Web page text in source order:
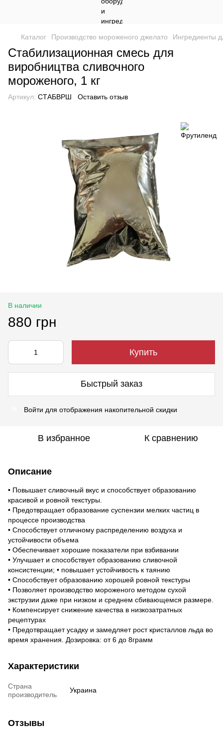
Каталог Производство мороженого джелато Ингредиенты
Стабилизационная смесь для
виробництва сливочного
мороженого, 1 кг
Артикул: СТАБВРШ Оставить отзыв
В наличии
880 грн
Купить
Быстрый заказ
Войти для отображения накопительной скидки
В избранное К сравнению
Описание
• Повышает сливочный вкус и способствует образованию
красивой и ровной текстуры.
• Предотвращает образование суспензии мелких частиц в
процессе производства
• Способствует отличному распределению воздуха и
устойчивости объема
• Обеспечивает хорошие показатели при взбивании
• Улучшает и способствует образованию сливочной
консистенции; • повышает устойчивость к таянию
• Способствует образованию хорошей ровной текстуры
• Позволяет производство мороженого методом сухой
экструзии даже при низком и среднем сбивающемся размере.
• Компенсирует снижение качества в низкозатратных
рецептурах
• Предотвращает усадку и замедляет рост кристаллов льда во
время хранения. Дозировка: от 6 до 8грамм
Характеристики
Страна
производитель
Украина
Отзывы